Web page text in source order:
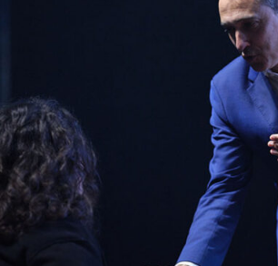
Guimarães, agora!
SUBSCREVA JÁ!